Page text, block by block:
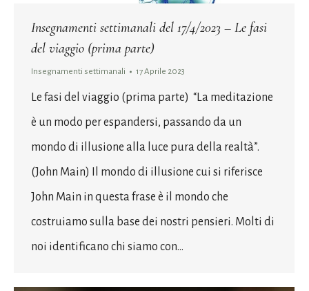
Insegnamenti settimanali del 17/4/2023 – Le fasi
del viaggio (prima parte)
Insegnamenti settimanali 17 Aprile 2023
Le fasi del viaggio (prima parte) “La meditazione
è un modo per espandersi, passando da un
mondo di illusione alla luce pura della realtà”.
(John Main) Il mondo di illusione cui si riferisce
John Main in questa frase è il mondo che
costruiamo sulla base dei nostri pensieri. Molti di
noi identificano chi siamo con…